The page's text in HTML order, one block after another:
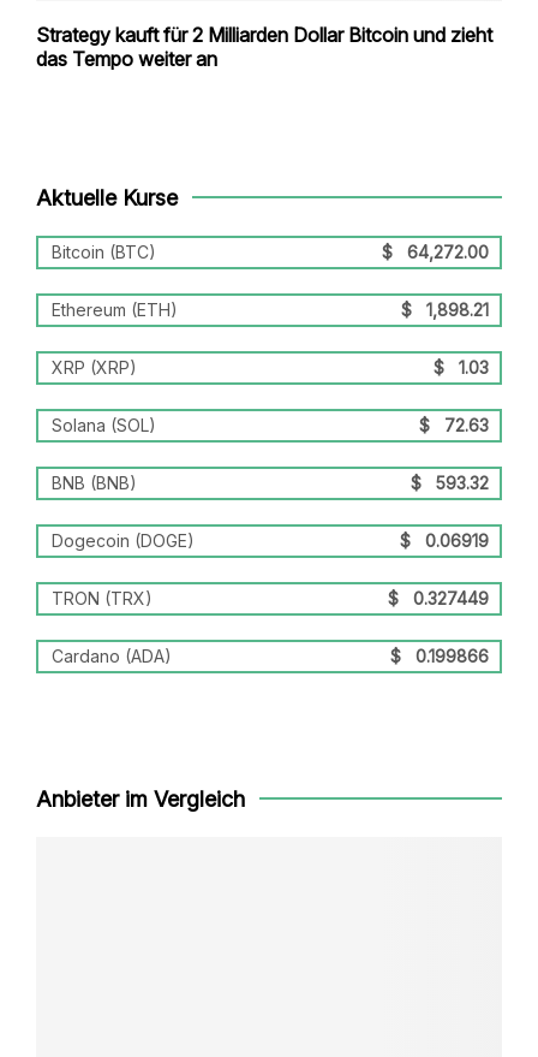
Strategy kauft für 2 Milliarden Dollar Bitcoin und zieht
das Tempo weiter an
Aktuelle Kurse
Bitcoin (BTC) $ 64,272.00
Ethereum (ETH) $ 1,898.21
XRP (XRP) $ 1.03
Solana (SOL) $ 72.63
BNB (BNB) $ 593.32
Dogecoin (DOGE) $ 0.06919
TRON (TRX) $ 0.327449
Cardano (ADA) $ 0.199866
Anbieter im Vergleich